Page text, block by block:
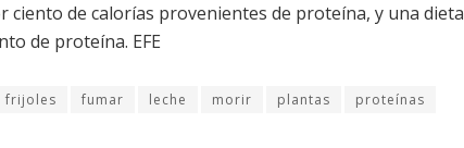
ciento de calorías provenientes de proteína, y una dieta
de proteína. EFE
frijoles fumar leche morir plantas
proteínas